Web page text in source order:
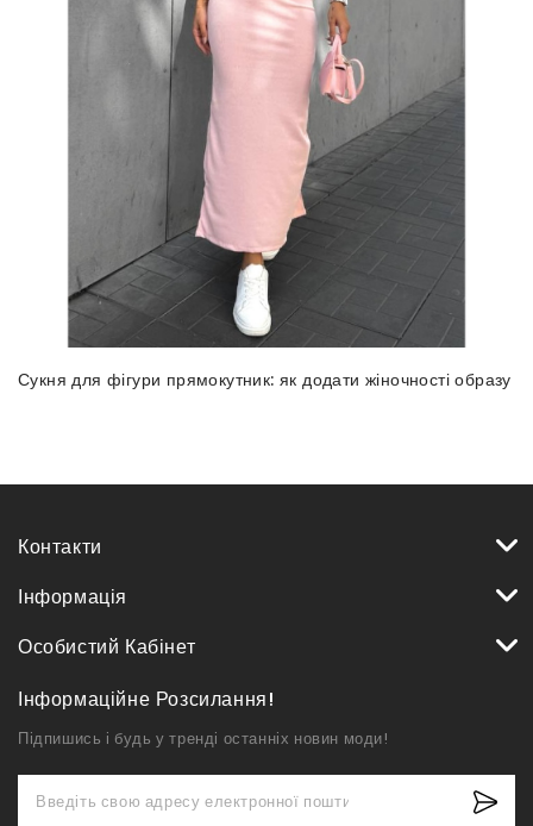
Сукня для фігури прямокутник: як додати жіночності образу
Контакти
Інформація
Особистий Кабінет
Інформаційне Розсилання!
Підпишись і будь у тренді останніх новин моди!